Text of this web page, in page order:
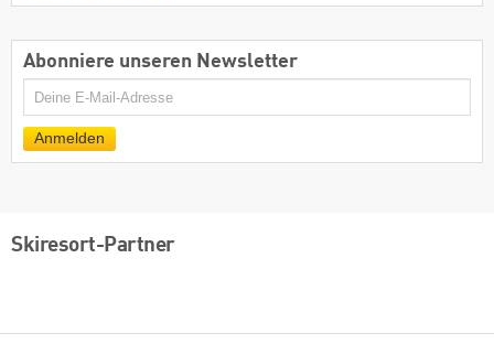
Abonniere unseren Newsletter
E-
Mail
Anmelden
Skiresort-Partner